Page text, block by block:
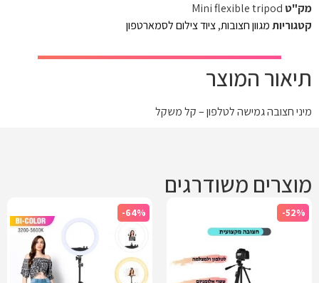
מק"ט Mini flexible tripod
קטגוריותמגוון חצובות,ציוד צילום לסמארטפון
תיאור המוצר
מיני חצובה גמישה לטלפון – קל משקל
מוצרים משודרגים
-52%
-64%